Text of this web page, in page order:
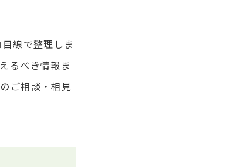
線で整理しま
るべき情報ま
ご相談・相見